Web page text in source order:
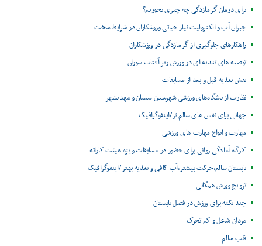
برای درمان گرمازدگی چه چیزی بخوریم؟
جبران آب و الکترولیت نیاز حیاتی ورزشکاران در شرایط سخت
راهکارهای جلوگیری از گرمازدگی در ورزشکاران
توصیه های تغذیه ای در ورزش زیر آفتاب سوزان
نقش تغذیه قبل و بعد از مسابقات
نظارت از باشگاه‌های ورزشی شهرستان سمنان و مهدیشهر
جهانی برای نفس های سالم تر/اینفوگرافیک
مهارت و انواع مهارت های ورزشی
کارگاه آمادگی روانی برای حضور در مسابقات ویژه هیئت کاراته
تابستان سالم،حرکت بیشتر،آب کافی و تغذیه بهتر /اینفوگرافیک
ترویج ورزش همگانی
چند نکته برای ورزش در فصل تابستان
مردان شاغل و کم تحرک
قلب سالم